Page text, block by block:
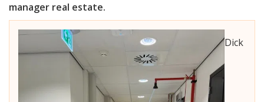
manager real estate.
Dick